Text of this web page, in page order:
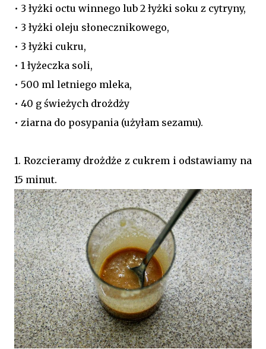
• 3 łyżki octu winnego lub 2 łyżki soku z cytryny,
• 3 łyżki oleju słonecznikowego,
• 3 łyżki cukru,
• 1 łyżeczka soli,
• 500 ml letniego mleka,
• 40 g świeżych drożdży
• ziarna do posypania (użyłam sezamu).
1. Rozcieramy drożdże z cukrem i odstawiamy na
15 minut.